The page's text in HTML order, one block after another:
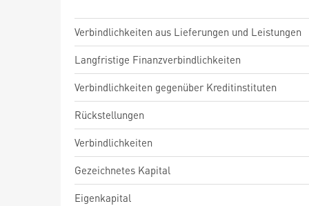
Verbindlichkeiten aus Lieferungen und Leistungen
Langfristige Finanzverbindlichkeiten
Verbindlichkeiten gegenüber Kreditinstituten
Rückstellungen
Verbindlichkeiten
Gezeichnetes Kapital
Eigenkapital